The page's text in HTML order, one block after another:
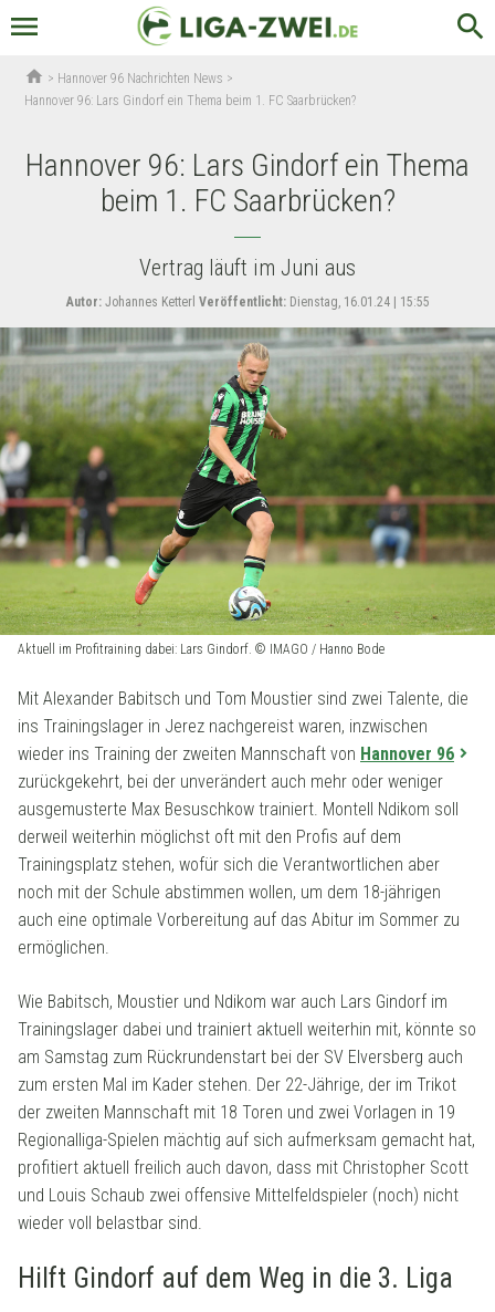
menu search
home > Hannover 96 Nachrichten News >
Hannover 96: Lars Gindorf ein Thema beim 1. FC Saarbrücken?
Hannover 96: Lars Gindorf ein Thema
beim 1. FC Saarbrücken?
Vertrag läuft im Juni aus
Autor:Johannes Ketterl Veröffentlicht:Dienstag, 16.01.24 | 15:55
Aktuell im Profitraining dabei: Lars Gindorf. © IMAGO / Hanno Bode
Mit Alexander Babitsch und Tom Moustier sind zwei Talente, die
ins Trainingslager in Jerez nachgereist waren, inzwischen
wieder ins Training der zweiten Mannschaft von Hannover 96
zurückgekehrt, bei der unverändert auch mehr oder weniger
ausgemusterte Max Besuschkow trainiert. Montell Ndikom soll
derweil weiterhin möglichst oft mit den Profis auf dem
Trainingsplatz stehen, wofür sich die Verantwortlichen aber
noch mit der Schule abstimmen wollen, um dem 18-jährigen
auch eine optimale Vorbereitung auf das Abitur im Sommer zu
ermöglichen.
Wie Babitsch, Moustier und Ndikom war auch Lars Gindorf im
Trainingslager dabei und trainiert aktuell weiterhin mit, könnte so
am Samstag zum Rückrundenstart bei der SV Elversberg auch
zum ersten Mal im Kader stehen. Der 22-Jährige, der im Trikot
der zweiten Mannschaft mit 18 Toren und zwei Vorlagen in 19
Regionalliga-Spielen mächtig auf sich aufmerksam gemacht hat,
profitiert aktuell freilich auch davon, dass mit Christopher Scott
und Louis Schaub zwei offensive Mittelfeldspieler (noch) nicht
wieder voll belastbar sind.
Hilft Gindorf auf dem Weg in die 3. Liga